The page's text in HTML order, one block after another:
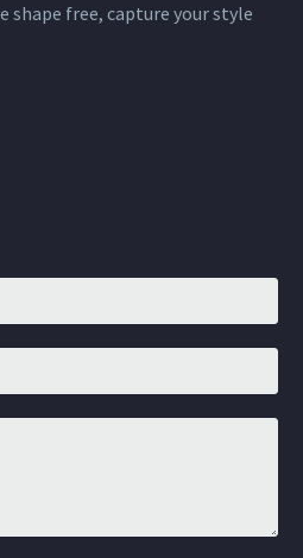
shape free, capture your style